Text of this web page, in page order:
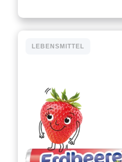
LEBENSMITTEL